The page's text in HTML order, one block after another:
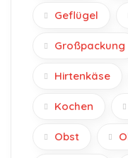
Geflügel
Großpackung
Hirtenkäse
Kochen
Obst